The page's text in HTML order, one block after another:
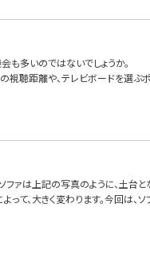
も多いのではないでしょうか。
の視聴距離や、テレビボードを選
は上記の写真のように、土台と
て、大きく変わります。今回は、